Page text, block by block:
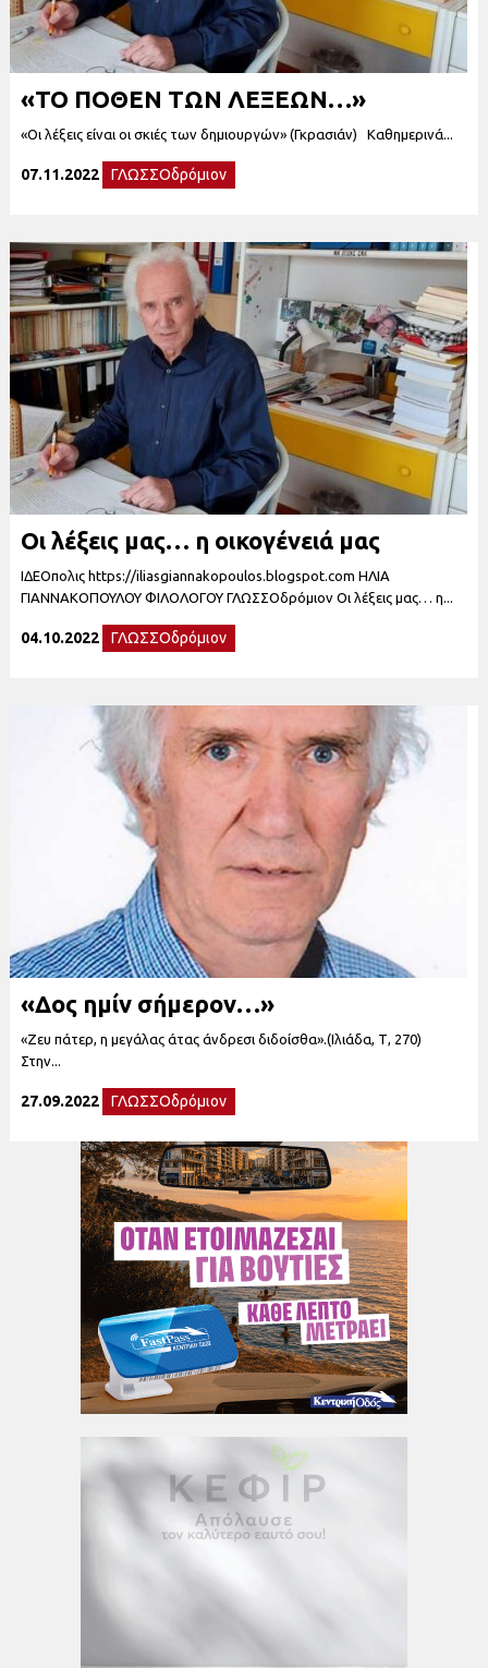
«ΤΟ ΠΟΘΕΝ ΤΩΝ ΛΕΞΕΩΝ…»
«Οι λέξεις είναι οι σκιές των δημιουργών» (Γκρασιάν) Καθημερινά...
07.11.2022 ΓΛΩΣΣΟδρόμιον
Οι λέξεις μας… η οικογένειά μας
ΙΔΕΟπολις https://iliasgiannakopoulos.blogspot.com ΗΛΙΑ
ΓΙΑΝΝΑΚΟΠΟΥΛΟΥ ΦΙΛΟΛΟΓΟΥ ΓΛΩΣΣΟδρόμιον Οι λέξεις μας… η...
04.10.2022 ΓΛΩΣΣΟδρόμιον
«Δος ημίν σήμερον…»
«Ζευ πάτερ, η μεγάλας άτας άνδρεσι διδοίσθα».(Ιλιάδα, Τ, 270)
Στην...
27.09.2022 ΓΛΩΣΣΟδρόμιον